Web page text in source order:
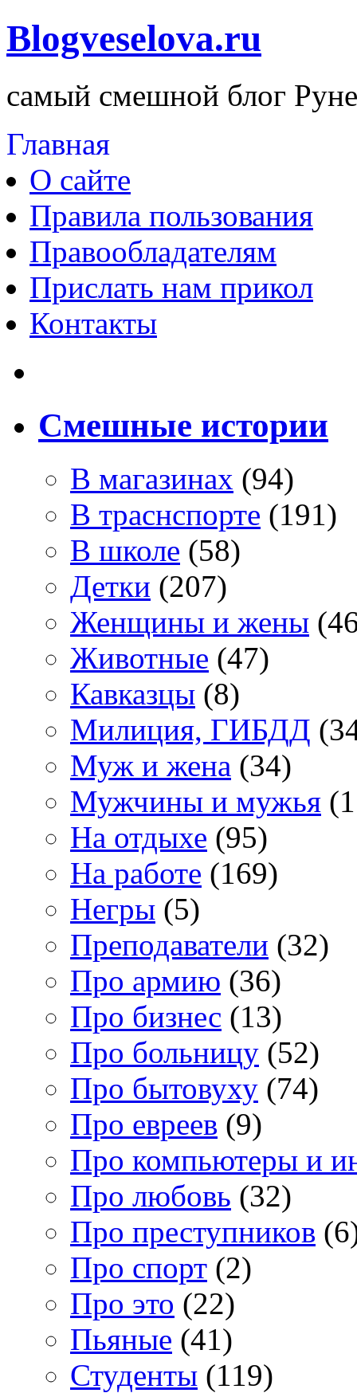
Blogveselova.ru
самый смешной блог
Главная
О сайте
Правила пользования
Правообладателям
Прислать нам прикол
Контакты
Смешные истории
В магазинах (94)
В траснспорте (191)
В школе (58)
Детки (207)
Женщины и жены
Животные (47)
Кавказцы (8)
Милиция, ГИБДД
Муж и жена (34)
Мужчины и мужья
На отдыхе (95)
На работе (169)
Негры (5)
Преподаватели (32)
Про армию (36)
Про бизнес (13)
Про больницу (52)
Про бытовуху (74)
Про евреев (9)
Про компьютеры и
Про любовь (32)
Про преступников
Про спорт (2)
Про это (22)
Пьяные (41)
Студенты (119)